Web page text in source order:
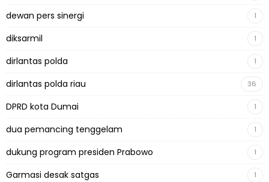
dewan pers sinergi 1
diksarmil 1
dirlantas polda 1
dirlantas polda riau 36
DPRD kota Dumai 1
dua pemancing tenggelam 1
dukung program presiden Prabowo 1
Garmasi desak satgas 1